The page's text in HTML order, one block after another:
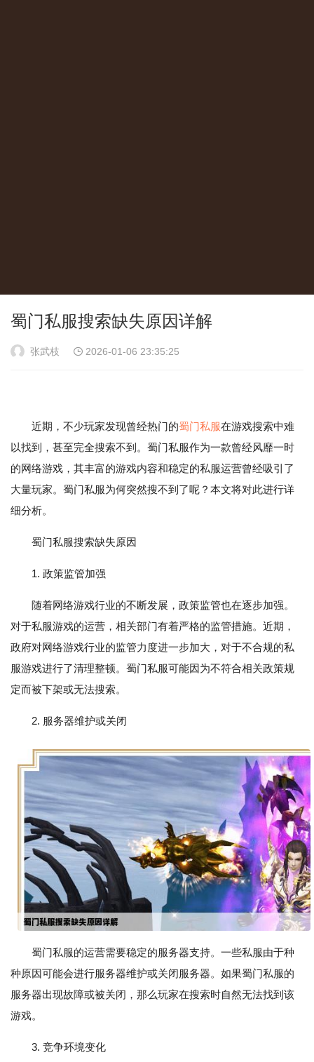
蜀门私服搜索缺失原因详解
张武枝 2026-01-06 23:35:25
近期，不少玩家发现曾经热门的蜀门私服在游戏搜索中难
以找到，甚至完全搜索不到。蜀门私服作为一款曾经风靡一时
的网络游戏，其丰富的游戏内容和稳定的私服运营曾经吸引了
大量玩家。蜀门私服为何突然搜不到了呢？本文将对此进行详
细分析。
蜀门私服搜索缺失原因
1. 政策监管加强
随着网络游戏行业的不断发展，政策监管也在逐步加强。
对于私服游戏的运营，相关部门有着严格的监管措施。近期，
政府对网络游戏行业的监管力度进一步加大，对于不合规的私
服游戏进行了清理整顿。蜀门私服可能因为不符合相关政策规
定而被下架或无法搜索。
2. 服务器维护或关闭
蜀门私服的运营需要稳定的服务器支持。一些私服由于种
种原因可能会进行服务器维护或关闭服务器。如果蜀门私服的
服务器出现故障或被关闭，那么玩家在搜索时自然无法找到该
游戏。
3. 竞争环境变化